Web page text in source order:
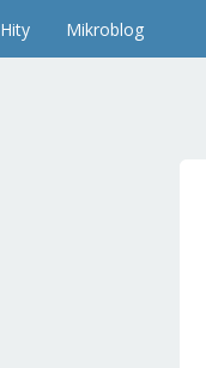
Hity Mikroblog